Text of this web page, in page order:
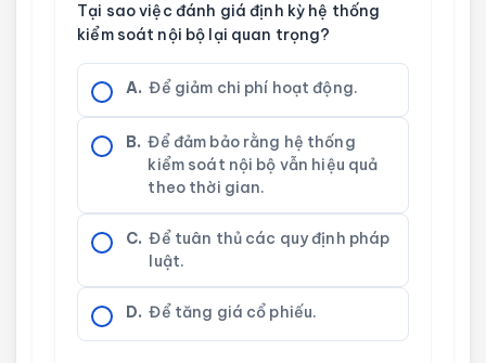
Tại sao việc đánh giá định kỳ hệ thống
kiểm soát nội bộ lại quan trọng?
A. Để giảm chi phí hoạt động.
B. Để đảm bảo rằng hệ thống
kiểm soát nội bộ vẫn hiệu quả
theo thời gian.
C. Để tuân thủ các quy định pháp
luật.
D. Để tăng giá cổ phiếu.